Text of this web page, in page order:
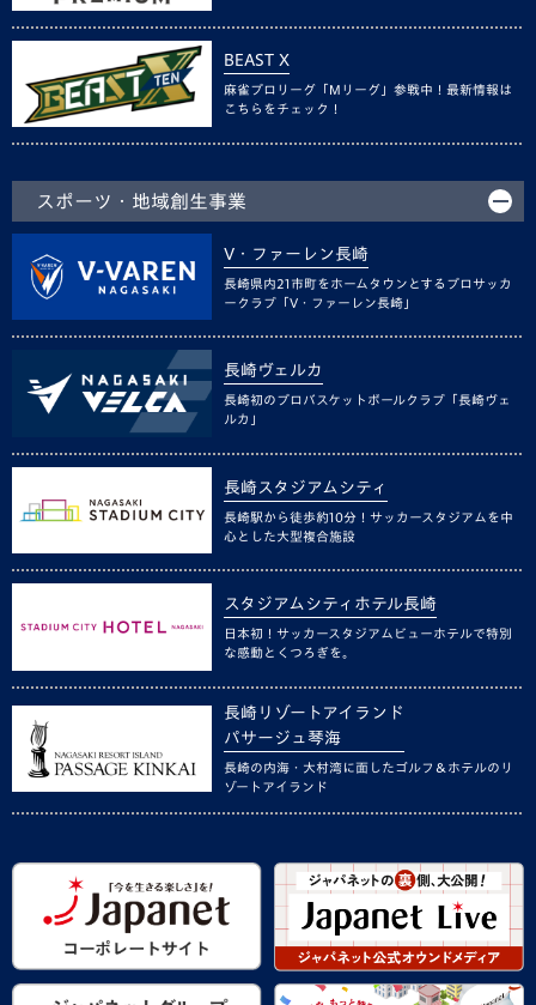
BEAST X
麻雀プロリーグ「Mリーグ」参戦中！最新情報は
こちらをチェック！
スポーツ・地域創生事業
V・ファーレン長崎
長崎県内21市町をホームタウンとするプロサッカ
ークラブ「V・ファーレン長崎」
長崎ヴェルカ
長崎初のプロバスケットボールクラブ「長崎ヴェ
ルカ」
長崎スタジアムシティ
長崎駅から徒歩約10分！サッカースタジアムを中
心とした大型複合施設
スタジアムシティホテル長崎
日本初！サッカースタジアムビューホテルで特別
な感動とくつろぎを。
長崎リゾートアイランド
パサージュ琴海
長崎の内海・大村湾に面したゴルフ＆ホテルのリ
ゾートアイランド